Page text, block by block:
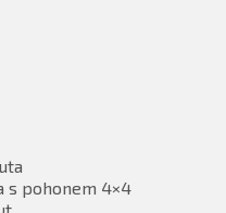
s pohonem 4×4